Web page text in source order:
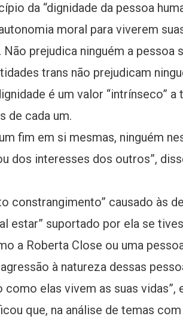
da “dignidade da pessoa
moral para viverem
prejudica ninguém a
trans não prejudicam
é um valor “intrínseco”
de cada um.
fim em si mesmas, ninguém
dos interesses dos outros”,
constrangimento” causado às
estar” suportado por ela se
a Roberta Close ou uma
à natureza dessas
elas vivem as suas vidas”,
que, na análise de temas